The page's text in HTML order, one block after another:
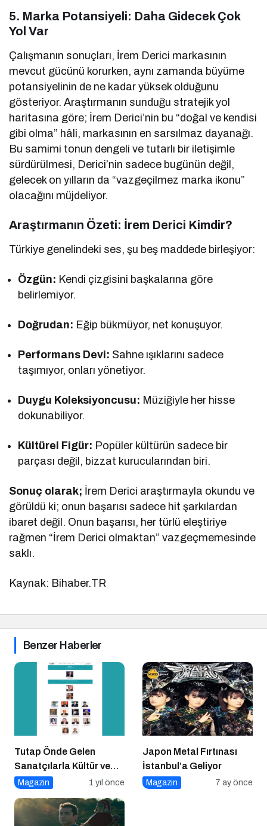
5. Marka Potansiyeli: Daha Gidecek Çok
Yol Var
Çalışmanın sonuçları, İrem Derici markasının
mevcut gücünü korurken, aynı zamanda büyüme
potansiyelinin de ne kadar yüksek olduğunu
gösteriyor. Araştırmanın sunduğu stratejik yol
haritasına göre; İrem Derici’nin bu “doğal ve kendisi
gibi olma” hâli, markasının en sarsılmaz dayanağı.
Bu samimi tonun dengeli ve tutarlı bir iletişimle
sürdürülmesi, Derici’nin sadece bugünün değil,
gelecek on yılların da “vazgeçilmez marka ikonu”
olacağını müjdeliyor.
Araştırmanın Özeti: İrem Derici Kimdir?
Türkiye genelindeki ses, şu beş maddede birleşiyor:
Özgün: Kendi çizgisini başkalarına göre
belirlemiyor.
Doğrudan: Eğip bükmüyor, net konuşuyor.
Performans Devi: Sahne ışıklarını sadece
taşımıyor, onları yönetiyor.
Duygu Koleksiyoncusu: Müziğiyle her hisse
dokunabiliyor.
Kültürel Figür: Popüler kültürün sadece bir
parçası değil, bizzat kurucularından biri.
Sonuç olarak; İrem Derici araştırmayla okundu ve
görüldü ki; onun başarısı sadece hit şarkılardan
ibaret değil. Onun başarısı, her türlü eleştiriye
rağmen “İrem Derici olmaktan” vazgeçmemesinde
saklı.
Kaynak: Bihaber.TR
Benzer Haberler
Tutap Önde Gelen
Sanatçılarla Kültür ve
Sanat Yolucluğuna
Magazin 1 yıl önce
Japon Metal Fırtınası
İstanbul’a Geliyor
Magazin 7 ay önce